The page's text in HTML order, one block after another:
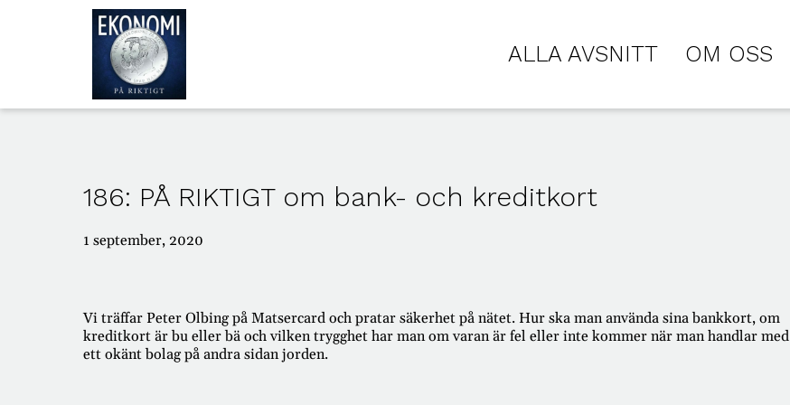
ALLA AVSNITT OM OSS
186: PÅ RIKTIGT om bank- och kreditkort
1 september, 2020
Vi träffar Peter Olbing på Matsercard och pratar säkerhet på nätet. Hur ska man använda sina bankkort, om
kreditkort är bu eller bä och vilken trygghet har man om varan är fel eller inte kommer när man handlar med
ett okänt bolag på andra sidan jorden.